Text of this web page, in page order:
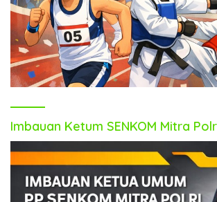
Imbauan Ketum SENKOM Mitra